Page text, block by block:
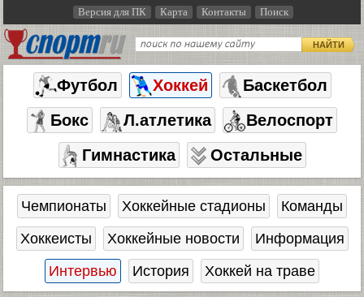
Версия для ПК Карта Контакты Поиск
НАЙТИ
Футбол Хоккей
Баскетбол
Бокс
Л.атлетика
Велоспорт
Гимнастика
Остальные
Чемпионаты Хоккейные стадионы
Команды
Хоккеисты
Хоккейные новости
Информация
Интервью
История Хоккей на траве